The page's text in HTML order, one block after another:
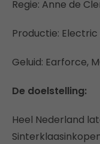
Regie: Anne de
Productie: Electric
Geluid: Earforce,
De doelstelling:
Heel Nederland